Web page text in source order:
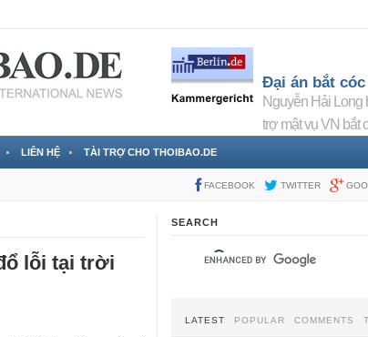
Đại án bắt cóc
Nguyễn Hải Long
trợ mật vụ VN bắt
LIÊN HỆ TÀI TRỢ CHO THOIBAO.DE
FACEBOOK TWITTER
lỗi tại trời
SEARCH
LATEST POPULAR COMMENTS